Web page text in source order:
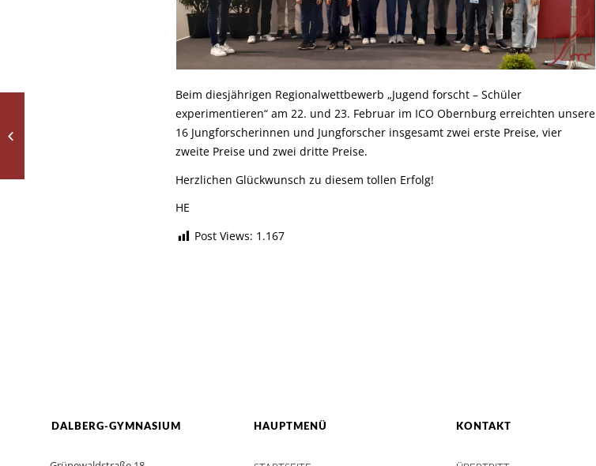
Beim diesjährigen Regionalwettbewerb „Jugend forscht – Schüler
experimentieren“ am 22. und 23. Februar im ICO Obernburg erreichten unsere
16 Jungforscherinnen und Jungforscher insgesamt zwei erste Preise, vier
zweite Preise und zwei dritte Preise.
Herzlichen Glückwunsch zu diesem tollen Erfolg!
HE
Post Views: 1.167
DALBERG-GYMNASIUM HAUPTMENÜ KONTAKT